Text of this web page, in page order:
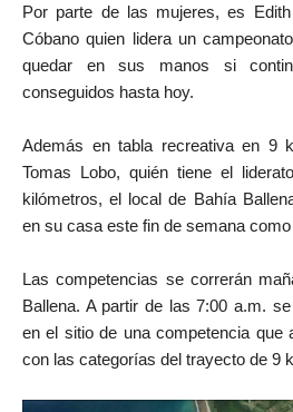
Por parte de las mujeres, es
Cóbano quien lidera un
quedar en sus manos si
conseguidos hasta hoy.
Además en tabla recreativa en 9
Tomas Lobo, quién tiene el
kilómetros, el local de Bahía
en su casa este fin de semana
Las competencias se correrán
Ballena. A partir de las 7:00 a.m.
en el sitio de una competencia que
con las categorías del trayecto de 9